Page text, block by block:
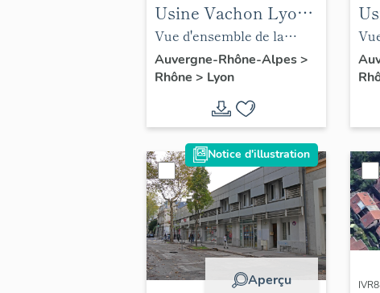
Usine Vachon Lyon
3e
Vue d'ensemble de la
société Vachon avec une
extension en logement
Auvergne-Rhône-Alpes>
Rhône > Lyon
3e
Notice d'illustration
Aperçu